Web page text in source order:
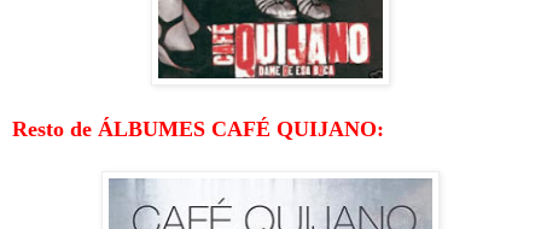
Resto de ÁLBUMES CAFÉ QUIJANO: